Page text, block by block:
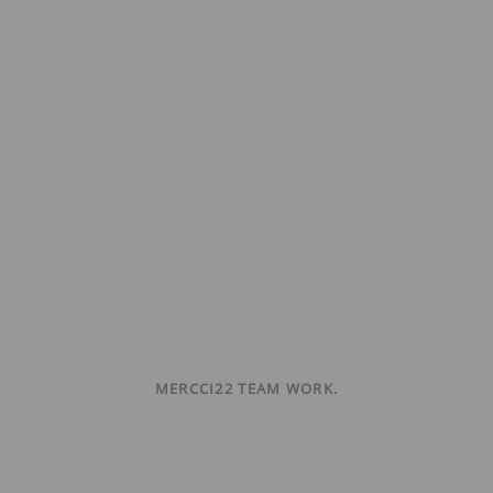
MERCCI22 TEAM WORK.